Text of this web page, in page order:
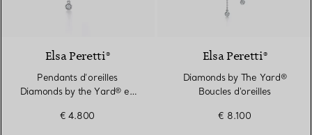
Elsa Peretti®
Pendants d’oreilles
Diamonds by the Yard® en
€ 4.800
Elsa Peretti®
Diamonds by The Yard®
Boucles d'oreilles
€ 8.100